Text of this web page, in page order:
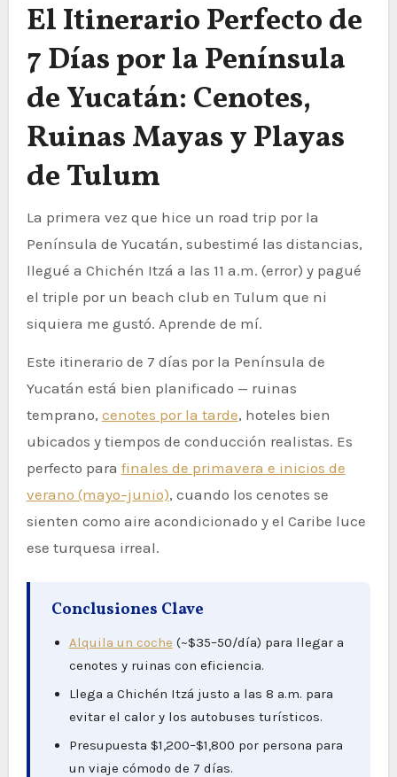
El Itinerario Perfecto de
7 Días por la Península
de Yucatán: Cenotes,
Ruinas Mayas y Playas
de Tulum
La primera vez que hice un road trip por la
Península de Yucatán, subestimé las distancias,
llegué a Chichén Itzá a las 11 a.m. (error) y pagué
el triple por un beach club en Tulum que ni
siquiera me gustó. Aprende de mí.
Este itinerario de 7 días por la Península de
Yucatán está bien planificado — ruinas
temprano, cenotes por la tarde, hoteles bien
ubicados y tiempos de conducción realistas. Es
perfecto para finales de primavera e inicios de
verano (mayo–junio), cuando los cenotes se
sienten como aire acondicionado y el Caribe luce
ese turquesa irreal.
Conclusiones Clave
Alquila un coche (~$35–50/día) para llegar a
cenotes y ruinas con eficiencia.
Llega a Chichén Itzá justo a las 8 a.m. para
evitar el calor y los autobuses turísticos.
Presupuesta $1,200–$1,800 por persona para
un viaje cómodo de 7 días.